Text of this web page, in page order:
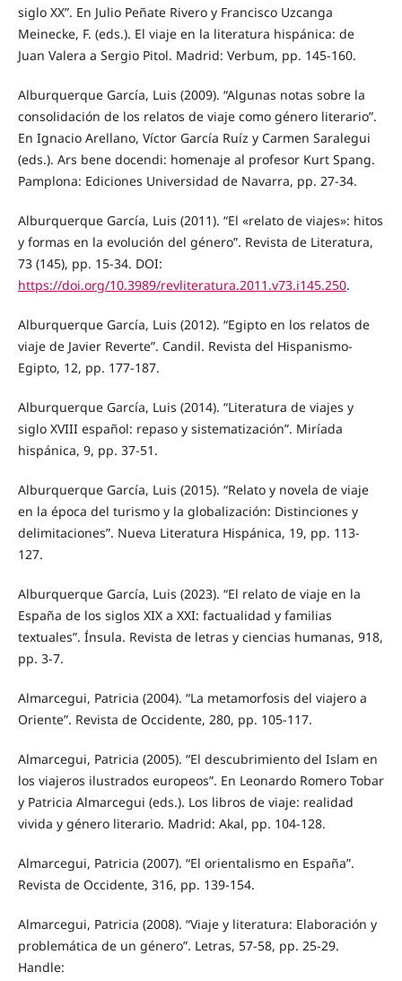
siglo XX”. En Julio Peñate Rivero y Francisco Uzcanga
Meinecke, F. (eds.). El viaje en la literatura hispánica: de
Juan Valera a Sergio Pitol. Madrid: Verbum, pp. 145-160.
Alburquerque García, Luis (2009). “Algunas notas sobre la
consolidación de los relatos de viaje como género literario”.
En Ignacio Arellano, Víctor García Ruíz y Carmen Saralegui
(eds.). Ars bene docendi: homenaje al profesor Kurt Spang.
Pamplona: Ediciones Universidad de Navarra, pp. 27-34.
Alburquerque García, Luis (2011). “El «relato de viajes»: hitos
y formas en la evolución del género”. Revista de Literatura,
73 (145), pp. 15-34. DOI:
https://doi.org/10.3989/revliteratura.2011.v73.i145.250.
Alburquerque García, Luis (2012). “Egipto en los relatos de
viaje de Javier Reverte”. Candil. Revista del Hispanismo-
Egipto, 12, pp. 177-187.
Alburquerque García, Luis (2014). “Literatura de viajes y
siglo XVIII español: repaso y sistematización”. Miríada
hispánica, 9, pp. 37-51.
Alburquerque García, Luis (2015). “Relato y novela de viaje
en la época del turismo y la globalización: Distinciones y
delimitaciones”. Nueva Literatura Hispánica, 19, pp. 113-
127.
Alburquerque García, Luis (2023). “El relato de viaje en la
España de los siglos XIX a XXI: factualidad y familias
textuales”. Ínsula. Revista de letras y ciencias humanas, 918,
pp. 3-7.
Almarcegui, Patricia (2004). “La metamorfosis del viajero a
Oriente”. Revista de Occidente, 280, pp. 105-117.
Almarcegui, Patricia (2005). “El descubrimiento del Islam en
los viajeros ilustrados europeos”. En Leonardo Romero Tobar
y Patricia Almarcegui (eds.). Los libros de viaje: realidad
vivida y género literario. Madrid: Akal, pp. 104-128.
Almarcegui, Patricia (2007). “El orientalismo en España”.
Revista de Occidente, 316, pp. 139-154.
Almarcegui, Patricia (2008). “Viaje y literatura: Elaboración y
problemática de un género”. Letras, 57-58, pp. 25-29.
Handle: